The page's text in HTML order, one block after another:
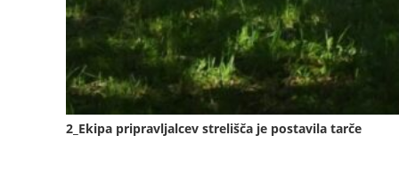
2_Ekipa pripravljalcev strelišča je postavila tarče